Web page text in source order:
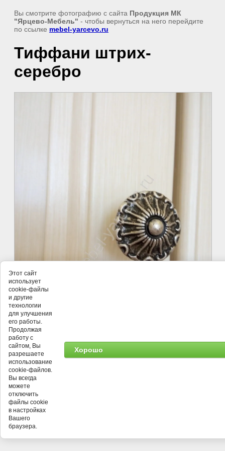
Вы смотрите фотографию с сайта Продукция МК
"Ярцево-Мебель" - чтобы вернуться на него перейдите
по ссылке mebel-yarcevo.ru
Тиффани штрих-
серебро
©Продукция МК "Ярцево-Мебель"
Этот сайт
использует
cookie-файлы
и другие
технологии
для улучшения
его работы.
Продолжая
работу с
сайтом, Вы
разрешаете
использование
cookie-файлов.
Вы всегда
можете
отключить
файлы cookie
в настройках
Вашего
браузера.
Хорошо